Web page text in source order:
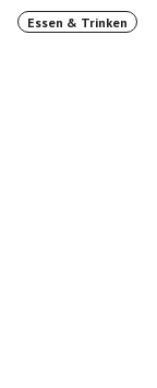
Essen & Trinken